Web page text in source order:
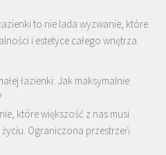
to nie lada wyzwanie, które
i estetyce całego wnętrza.
łazienki: Jak maksymalnie
które większość z nas musi
Ograniczona przestrzeń